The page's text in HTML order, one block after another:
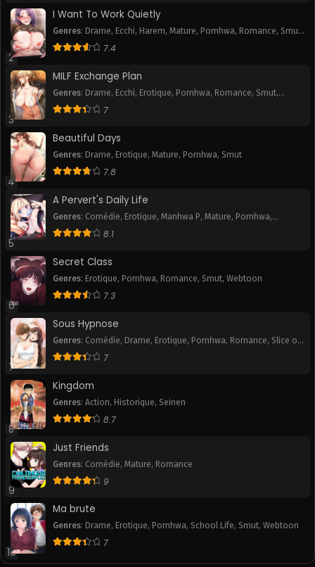
Chapitre 61
July 11, 2025 July 11, 2025
July 11, 2025
Chapitre 57
July 11, 2025
Chapitre 55
July 11, 2025
Chapitre 54
Chapitre 53
July 11, 2025 July 11, 2025
Chapitre 51
July 11, 2025
Chapitre 49
July 11, 2025
Chapitre 48
Chapitre 47
July 11, 2025 July 11, 2025
July 11, 2025
Chapitre 43
July 11, 2025
Chapitre 41
July 11, 2025
Chapitre 40
Chapitre 39
July 11, 2025 July 11, 2025
Chapitre 37
2
I Want To Work Quietly
Genres: Drame, Ecchi, Harem, Mature, Pornhwa, Romance, Smut,
Webtoon
7.4
3
MILF Exchange Plan
Genres: Drame, Ecchi, Erotique, Pornhwa, Romance, Smut,
Webtoon
7
4
Beautiful Days
Genres: Drame, Erotique, Mature, Pornhwa, Smut
7.8
5
A Pervert's Daily Life
Genres: Comédie, Erotique, Manhwa P, Mature, Pornhwa,
Romance,Slice of Life
8.1
6
Secret Class
Genres: Erotique, Pornhwa, Romance, Smut, Webtoon
7.3
7
Sous Hypnose
Genres: Comédie, Drame, Erotique, Pornhwa, Romance, Slice of
Life,Smut 7
8
Kingdom
Genres: Action, Historique, Seinen
8.7
9
Just Friends
Genres: Comédie, Mature, Romance
9
10
Ma brute
Genres: Drame, Erotique, Pornhwa, School Life, Smut, Webtoon
7